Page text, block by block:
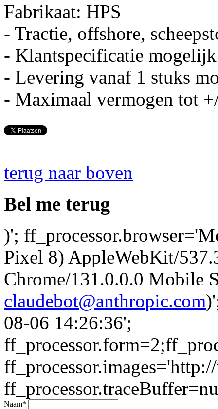
Fabrikaat: HPS
- Tractie, offshore,
- Klantspecificatie mogelijk
- Levering vanaf 1 stuks
- Maximaal vermogen tot
terug naar boven
Bel me terug
)';
Pixel 8) AppleWebKit/
Chrome/131.0.0.0 Mobile
claudebot@anthropic.com
08-06 14:26:36';
Naam*